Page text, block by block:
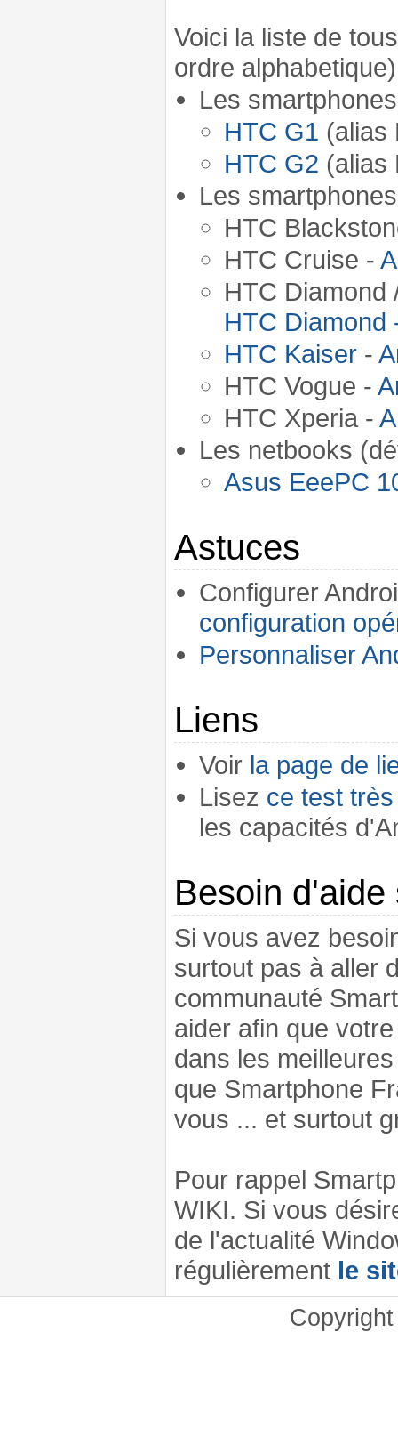
Voici la liste de
ordre
Les
HTC G1 (alias
HTC G2 (alias
Les
HTC
HTC Cruise -
HTC
HTC Diamond
HTC Kaiser -
HTC Vogue -
HTC Xperia -
Les netbooks
Asus EeePC
Astuces
Configurer
configuration
Personnaliser
Liens
Voir la page de
Lisez ce test
les capacités
Besoin
Si vous avez
surtout pas à aller
communauté
aider afin que
dans les
que Smartphone
vous ... et surtout
Pour rappel
WIKI. Si vous
de l'actualité
régulièrement le